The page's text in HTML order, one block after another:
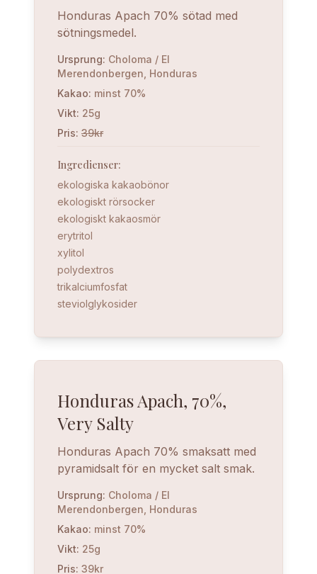
Honduras Apach 70% sötad med
sötningsmedel.
Ursprung: Choloma / El
Merendonbergen, Honduras
Kakao: minst 70%
Vikt: 25g
Pris: 39kr
Ingredienser:
ekologiska kakaobönor
ekologiskt rörsocker
ekologiskt kakaosmör
erytritol
xylitol
polydextros
trikalciumfosfat
steviolglykosider
Honduras Apach, 70%,
Very Salty
Honduras Apach 70% smaksatt med
pyramidsalt för en mycket salt smak.
Ursprung: Choloma / El
Merendonbergen, Honduras
Kakao: minst 70%
Vikt: 25g
Pris: 39kr